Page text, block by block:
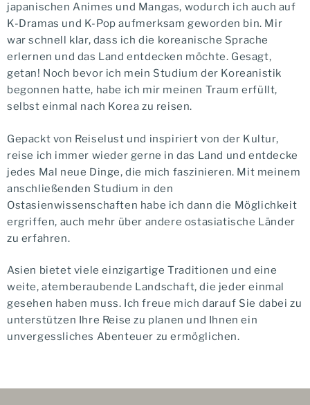
japanischen Animes und Mangas, wodurch ich auch auf
K-Dramas und K-Pop aufmerksam geworden bin. Mir
war schnell klar, dass ich die koreanische Sprache
erlernen und das Land entdecken möchte. Gesagt,
getan! Noch bevor ich mein Studium der Koreanistik
begonnen hatte, habe ich mir meinen Traum erfüllt,
selbst einmal nach Korea zu reisen.
Gepackt von Reiselust und inspiriert von der Kultur,
reise ich immer wieder gerne in das Land und entdecke
jedes Mal neue Dinge, die mich faszinieren. Mit meinem
anschließenden Studium in den
Ostasienwissenschaften habe ich dann die Möglichkeit
ergriffen, auch mehr über andere ostasiatische Länder
zu erfahren.
Asien bietet viele einzigartige Traditionen und eine
weite, atemberaubende Landschaft, die jeder einmal
gesehen haben muss. Ich freue mich darauf Sie dabei zu
unterstützen Ihre Reise zu planen und Ihnen ein
unvergessliches Abenteuer zu ermöglichen.